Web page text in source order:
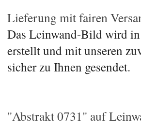
Lieferung mit fairen
Das Leinwand-Bild wird
erstellt und mit unseren
sicher zu Ihnen gesendet.
"Abstrakt 0731" auf